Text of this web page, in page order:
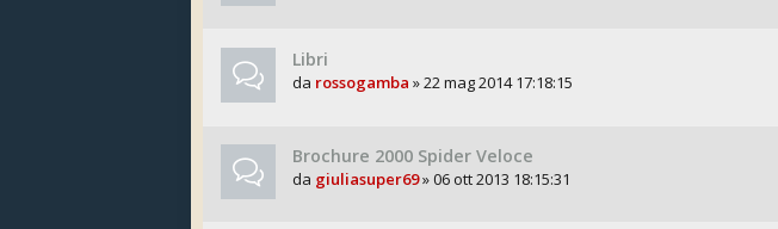
Libri
da rossogamba » 22 mag 2014 17:18:15
Brochure 2000 Spider Veloce
da giuliasuper69» 06 ott 2013 18:15:31